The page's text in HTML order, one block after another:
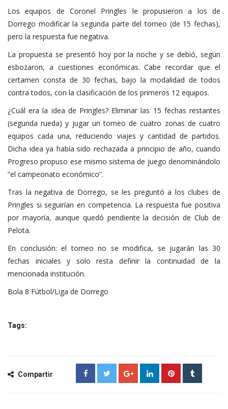
Los equipos de Coronel Pringles le propusieron a los de
Dorrego modificar la segunda parte del torneo (de 15 fechas),
pero la respuesta fue negativa.
La propuesta se presentó hoy por la noche y se debió, según
esbozaron, a cuestiones económicas. Cabe recordar que el
certamen consta de 30 fechas, bajo la modalidad de todos
contra todos, con la clasificación de los primeros 12 equipos.
¿Cuál era la idea de Pringles? Eliminar las 15 fechas restantes
(segunda rueda) y jugar un torneo de cuatro zonas de cuatro
equipos cada una, reduciendo viajes y cantidad de partidos.
Dicha idea ya había sido rechazada a principio de año, cuando
Progreso propuso ese mismo sistema de juego denominándolo
“el campeonato económico”.
Tras la negativa de Dorrego, se les preguntó a los clubes de
Pringles si seguirían en competencia. La respuesta fue positiva
por mayoría, aunque quedó pendiente la decisión de Club de
Pelota.
En conclusión: el torneo no se modifica, se jugarán las 30
fechas iniciales y solo resta definir la continuidad de la
mencionada institución.
Bola 8 Fútbol/Liga de Dorrego
Tags:
Compartir